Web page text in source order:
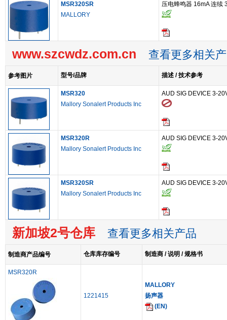
MSR320SR
MALLORY
压电蜂鸣器 16mA 连续
www.szcwdz.com.cn 查看更多相关
参考图片 型号/品牌 描述 / 技术参考
MSR320
Mallory Sonalert Products Inc
AUD SIG DEVICE 3-
MSR320R
Mallory Sonalert Products Inc
AUD SIG DEVICE 3-
MSR320SR
Mallory Sonalert Products Inc
AUD SIG DEVICE 3-
新加坡2号仓库 查看更多相关产品
制造商产品编号 仓库库存编号 制造商 / 说明 / 规格书
MSR320R
1221415
MALLORY
扬声器
(EN)